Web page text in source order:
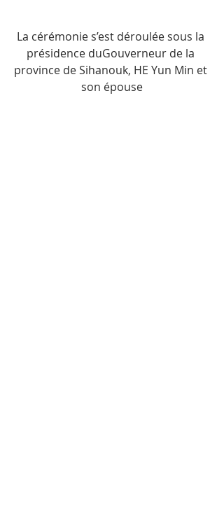
La cérémonie s’est déroulée sous la
présidence duGouverneur de la
province de Sihanouk, HE Yun Min et
son épouse